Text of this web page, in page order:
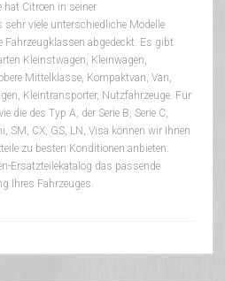
Citroen in seiner
viele unterschiedliche Modelle
abgedeckt. Es gibt
Kleinstwagen, Kleinwagen,
Mittelklasse, Kompaktvan, Van,
Kleintransporter, Nutzfahrzeuge. Für
die des Typ A, der Serie B, Serie C,
SM, CX, GS, LN, Visa können wir Ihnen
zu besten Konditionen anbieten.
Ersatzteilekatalog das passende
Ihres Fahrzeuges.